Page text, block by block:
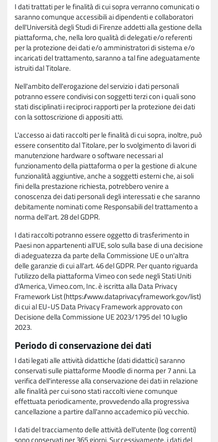
I dati trattati per le finalità di cui sopra verranno comunicati o
saranno comunque accessibili ai dipendenti e collaboratori
dell'Università degli Studi di Firenze addetti alla gestione della
piattaforma, che, nella loro qualità di delegati e/o referenti
per la protezione dei dati e/o amministratori di sistema e/o
incaricati del trattamento, saranno a tal fine adeguatamente
istruiti dal Titolare.
Nell'ambito dell'erogazione del servizio i dati personali
potranno essere condivisi con soggetti terzi con i quali sono
stati disciplinati i reciproci rapporti per la protezione dei dati
con la sottoscrizione di appositi atti.
L'accesso ai dati raccolti per le finalità di cui sopra, inoltre, può
essere consentito dal Titolare, per lo svolgimento di lavori di
manutenzione hardware o software necessari al
funzionamento della piattaforma o per la gestione di alcune
funzionalità aggiuntive, anche a soggetti esterni che, ai soli
fini della prestazione richiesta, potrebbero venire a
conoscenza dei dati personali degli interessati e che saranno
debitamente nominati come Responsabili del trattamento a
norma dell'art. 28 del GDPR.
I dati raccolti potranno essere oggetto di trasferimento in
Paesi non appartenenti all'UE, solo sulla base di una decisione
di adeguatezza da parte della Commissione UE o un'altra
delle garanzie di cui all'art. 46 del GDPR. Per quanto riguarda
l'utilizzo della piattaforma Vimeo con sede negli Stati Uniti
d'America, Vimeo.com, Inc. è iscritta alla Data Privacy
Framework List (https://www.dataprivacyframework.gov/list)
di cui al EU-US Data Privacy Framework approvato con
Decisione della Commissione UE 2023/1795 del 10 luglio
2023.
Periodo di conservazione dei dati
I dati legati alle attività didattiche (dati didattici) saranno
conservati sulle piattaforme Moodle di norma per 7 anni. La
verifica dell'interesse alla conservazione dei dati in relazione
alle finalità per cui sono stati raccolti viene comunque
effettuata periodicamente, provvedendo alla progressiva
cancellazione a partire dall'anno accademico più vecchio.
I dati del tracciamento delle attività dell'utente (log correnti)
sono conservati per 365 giorni. Successivamente, i dati del